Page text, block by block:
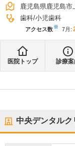
鹿児島県鹿児島市
歯科 小児歯科
アクセス数※ 7月 :
医院トップ 診療案
中央デンタルク